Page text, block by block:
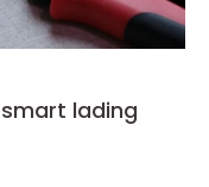
lading